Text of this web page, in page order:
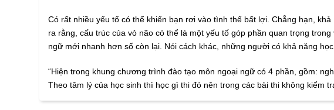
Có rất nhiều yếu tố có thể khiến bạn rơi vào tình thế bất lợi. Chẳng hạn,
ra rằng, cấu trúc của vỏ não có thể là một yếu tố góp phần quan trọng
ngữ mới nhanh hơn số còn lại. Nói cách khác, những người có khả năng
“Hiện trong khung chương trình đào tạo môn ngoại ngữ có 4 phần, gồm:
Theo tâm lý của học sinh thì học gì thi đó nên trong các bài thi không kiểm